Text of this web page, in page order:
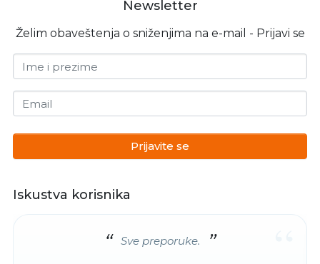
Newsletter
Želim obaveštenja o sniženjima na e-mail - Prijavi se
Ime i prezime
Email
Prijavite se
Iskustva korisnika
Sve preporuke.